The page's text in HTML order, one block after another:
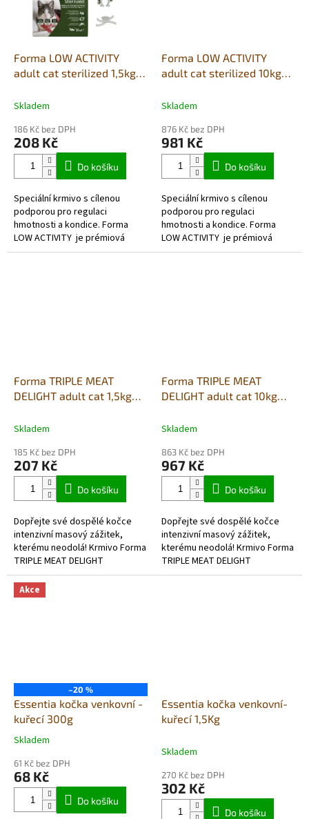
Forma LOW ACTIVITY
adult cat sterilized 1,5kg
Skladem
186 Kč bez DPH
208 Kč
Do košíku
Speciální krmivo s cílenou
podporou pro regulaci
hmotnosti a kondice. Forma
LOW ACTIVITY je prémiová
receptura s vysokým obsahem
Forma LOW ACTIVITY
adult cat sterilized 10kg
Skladem
876 Kč bez DPH
981 Kč
Do košíku
Speciální krmivo s cílenou
podporou pro regulaci
hmotnosti a kondice. Forma
LOW ACTIVITY je prémiová
receptura s vysokým obsahem
Forma TRIPLE MEAT
DELIGHT adult cat 1,5kg
Skladem
185 Kč bez DPH
207 Kč
Do košíku
Dopřejte své dospělé kočce
intenzivní masový zážitek,
kterému neodolá! Krmivo Forma
TRIPLE MEAT DELIGHT
kombinuje tři vysoce chutné
druhy masa – hovězí, drůbeží a
vepřové. Tato...
Forma TRIPLE MEAT
DELIGHT adult cat 10kg
Skladem
863 Kč bez DPH
967 Kč
Do košíku
Dopřejte své dospělé kočce
intenzivní masový zážitek,
kterému neodolá! Krmivo Forma
TRIPLE MEAT DELIGHT
kombinuje tři vysoce chutné
Akce
–20 %
Essentia kočka venkovní -
kuřecí 300g
Průměrné
produktu
je
Skladem
61 Kč bez DPH
68 Kč
Do košíku
Essentia kočka venkovní-
kuřecí 1,5Kg
Skladem
270 Kč bez DPH
302 Kč
Do košíku